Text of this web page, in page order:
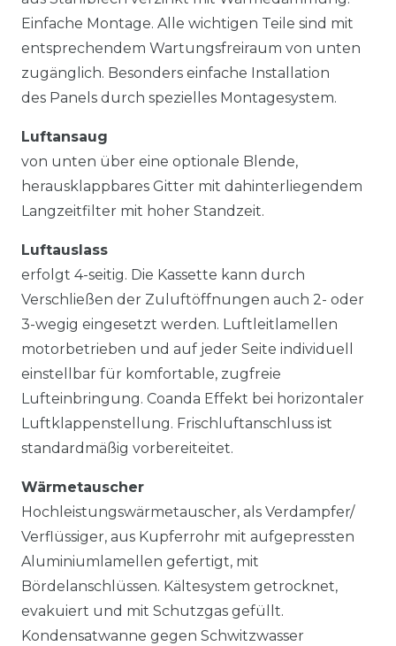
Einfache Montage. Alle wichtigen Teile sind mit
entsprechendem Wartungsfreiraum von unten
zugänglich. Besonders einfache Installation
des Panels durch spezielles Montagesystem.
Luftansaug
von unten über eine optionale Blende,
herausklappbares Gitter mit dahinterliegendem
Langzeitfilter mit hoher Standzeit.
Luftauslass
erfolgt 4-seitig. Die Kassette kann durch
Verschließen der Zuluftöffnungen auch 2- oder
3-wegig eingesetzt werden. Luftleitlamellen
motorbetrieben und auf jeder Seite individuell
einstellbar für komfortable, zugfreie
Lufteinbringung. Coanda Effekt bei horizontaler
Luftklappenstellung. Frischluftanschluss ist
standardmäßig vorbereiteitet.
Wärmetauscher
Hochleistungswärmetauscher, als Verdampfer/
Verflüssiger, aus Kupferrohr mit aufgepressten
Aluminiumlamellen gefertigt, mit
Bördelanschlüssen. Kältesystem getrocknet,
evakuiert und mit Schutzgas gefüllt.
Kondensatwanne gegen Schwitzwasser